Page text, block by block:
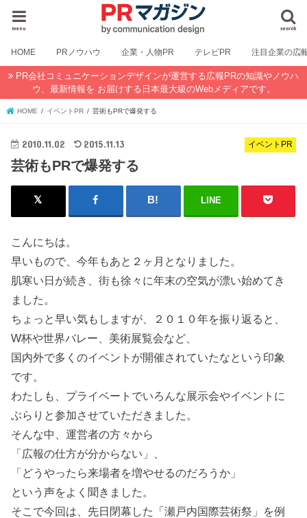
search
menu
HOME PRノウハウ 企業・人物PR テレビPR 注目企業の広
PR会社コミュニケーションデザインが運営する広報PRの知識やノウハ
ウ、最新情報を お届けする日本最大級のWebメディアです。
HOME イベントPR 芸術もPRで爆発する
イベントPR
2010.11.02 2015.11.13
芸術もPRで爆発する
LINE
こんにちは。
早いもので、今年もあと２ヶ月となりました。
肌寒い日が続き、街も徐々に年末の空気が漂い始めてき
ました。
ちょっと早い気もしますが、２０１０年を振り返ると、
W杯や世界バレー、美術展覧会など、
国内外で多くのイベントが開催されていたなという印象
です。
わたしも、プライベートでいろんな展示会やイベントに
ぶらりと参加させていただきました。
そんな中、運営者の方々から
「広報の仕方が分からない」、
「どうやったら来場者を増やせるのだろうか」
という声をよく聞きました。
そこで今回は、先日閉幕した「瀬戸内国際芸術祭」を例